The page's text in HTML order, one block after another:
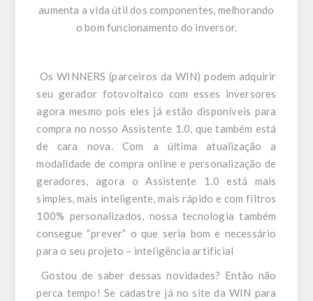
aumenta a vida útil dos componentes, melhorando
o bom funcionamento do inversor.
Os WINNERS (parceiros da WIN) podem adquirir
seu gerador fotovoltaico com esses inversores
agora mesmo pois eles já estão disponíveis para
compra no nosso Assistente 1.0, que também está
de cara nova. Com a última atualização a
modalidade de compra online e personalização de
geradores, agora o Assistente 1.0 está mais
simples, mais inteligente, mais rápido e com filtros
100% personalizados, nossa tecnologia também
consegue “prever” o que seria bom e necessário
para o seu projeto – inteligência artificial
Gostou de saber dessas novidades? Então não
perca tempo! Se cadastre já no site da WIN para